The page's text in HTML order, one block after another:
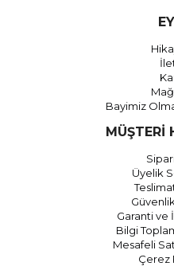
Bayimiz
MÜŞTERİ
Üyelik
Garanti ve
Bilgi
Mesafeli
Çerez